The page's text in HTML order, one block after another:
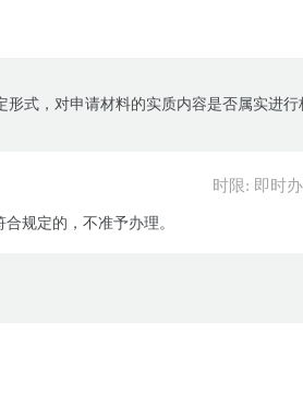
式，对申请材料的实质内容是否属实进
时限: 即时
规定的，不准予办理。